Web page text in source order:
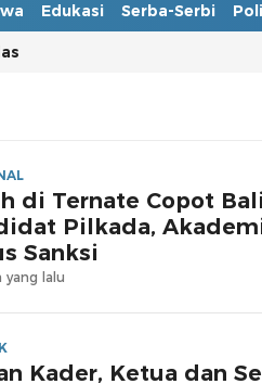
Edukasi Serba-Serbi
di Ternate Copot
Pilkada,
Sanksi
yang lalu
Kader, Ketua dan